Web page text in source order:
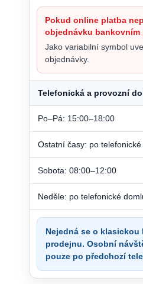
Pokud online platba
objednávku bankovním
Jako variabilní symbol
objednávky.
Telefonická a provozní
Po–Pá: 15:00–18:00
Ostatní časy: po
Sobota: 08:00–12:00
Neděle: po telefonické
Nejedná se o klasickou
prodejnu. Osobní
pouze po předchozí